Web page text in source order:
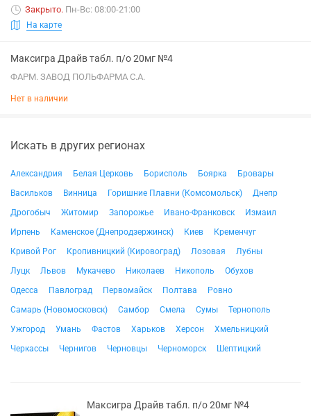
Закрыто. Пн-Вс: 08:00-21:00
На карте
Максигра Драйв табл. п/о 20мг №4
ФАРМ. ЗАВОД ПОЛЬФАРМА С.А.
Нет в наличии
Искать в других регионах
Александрия Белая Церковь Борисполь Боярка
Бровары
Васильков
Винница Горишние Плавни (Комсомольск)
Днепр
Дрогобыч
Житомир Запорожье Ивано-Франковск
Измаил
Ирпень
Каменское (Днепродзержинск) Киев
Кременчуг
Кривой Рог
Кропивницкий (Кировоград) Лозовая
Лубны
Луцк
Львов Мукачево Николаев Никополь
Обухов
Одесса
Павлоград Первомайск Полтава
Ровно
Самарь (Новомосковск)
Самбор Смела Сумы
Тернополь
Ужгород
Умань Фастов Харьков Херсон
Хмельницкий
Черкассы
Чернигов Черновцы Черноморск Шептицкий
Максигра Драйв табл. п/о 20мг №4